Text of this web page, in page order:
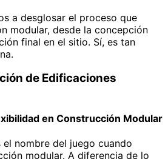
a desglosar el proceso que
modular, desde la concepción
final en el sitio. Sí, es tan
de Edificaciones
en Construcción Modular
nombre del juego cuando
modular. A diferencia de lo